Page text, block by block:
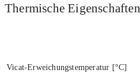
Ther­mi­sche Eigen­schaf­ten
Vicat-Erwei­chungs­tem­pe­ra­tur [°C]